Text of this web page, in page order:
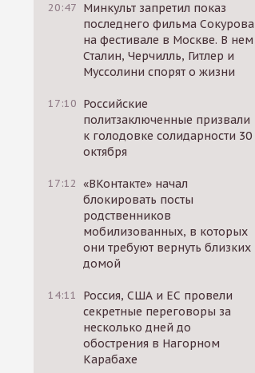
20:47 Минкульт запретил показ
последнего фильма Сокурова
на фестивале в Москве. В нем
Сталин, Черчилль, Гитлер и
Муссолини спорят о жизни
17:10 Российские
политзаключенные призвали
к голодовке солидарности 30
октября
17:12 «ВКонтакте» начал
блокировать посты
родственников
мобилизованных, в которых
они требуют вернуть близких
домой
14:11
Россия, США и ЕС провели
секретные переговоры за
несколько дней до
обострения в Нагорном
Карабахе